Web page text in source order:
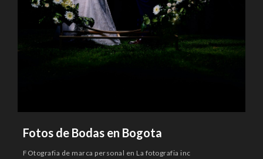
Fotos de Bodas en Bogota
FOtografia de marca personal en La fotografia inc